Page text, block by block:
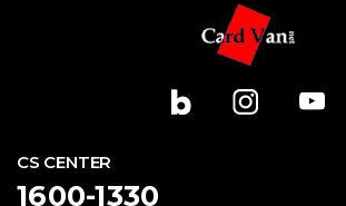
CS CENTER
1600-1330